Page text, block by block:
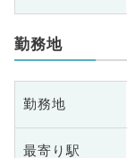
勤務地
勤務地
最寄り駅